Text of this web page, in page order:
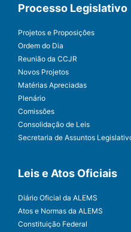
Processo Legislativo
Projetos e Proposições
Ordem do Dia
Reunião da CCJR
Novos Projetos
Matérias Apreciadas
Plenário
Comissões
Consolidação de Leis
Secretaria de Assuntos
Leis e Atos Oficiais
Diário Oficial da ALEMS
Atos e Normas da ALEMS
Constituição Federal